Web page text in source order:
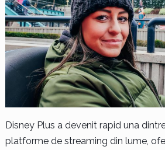
Disney Plus a devenit rapid una
platforme de streaming din lume,